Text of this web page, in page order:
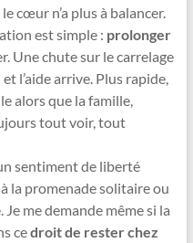
cœur n’a plus à balancer.
est simple : prolonger
Une chute sur le carrelage
l’aide arrive. Plus rapide,
alors que la famille,
tout voir, tout
sentiment de liberté
la promenade solitaire ou
me demande même si la
cedroit de rester chez